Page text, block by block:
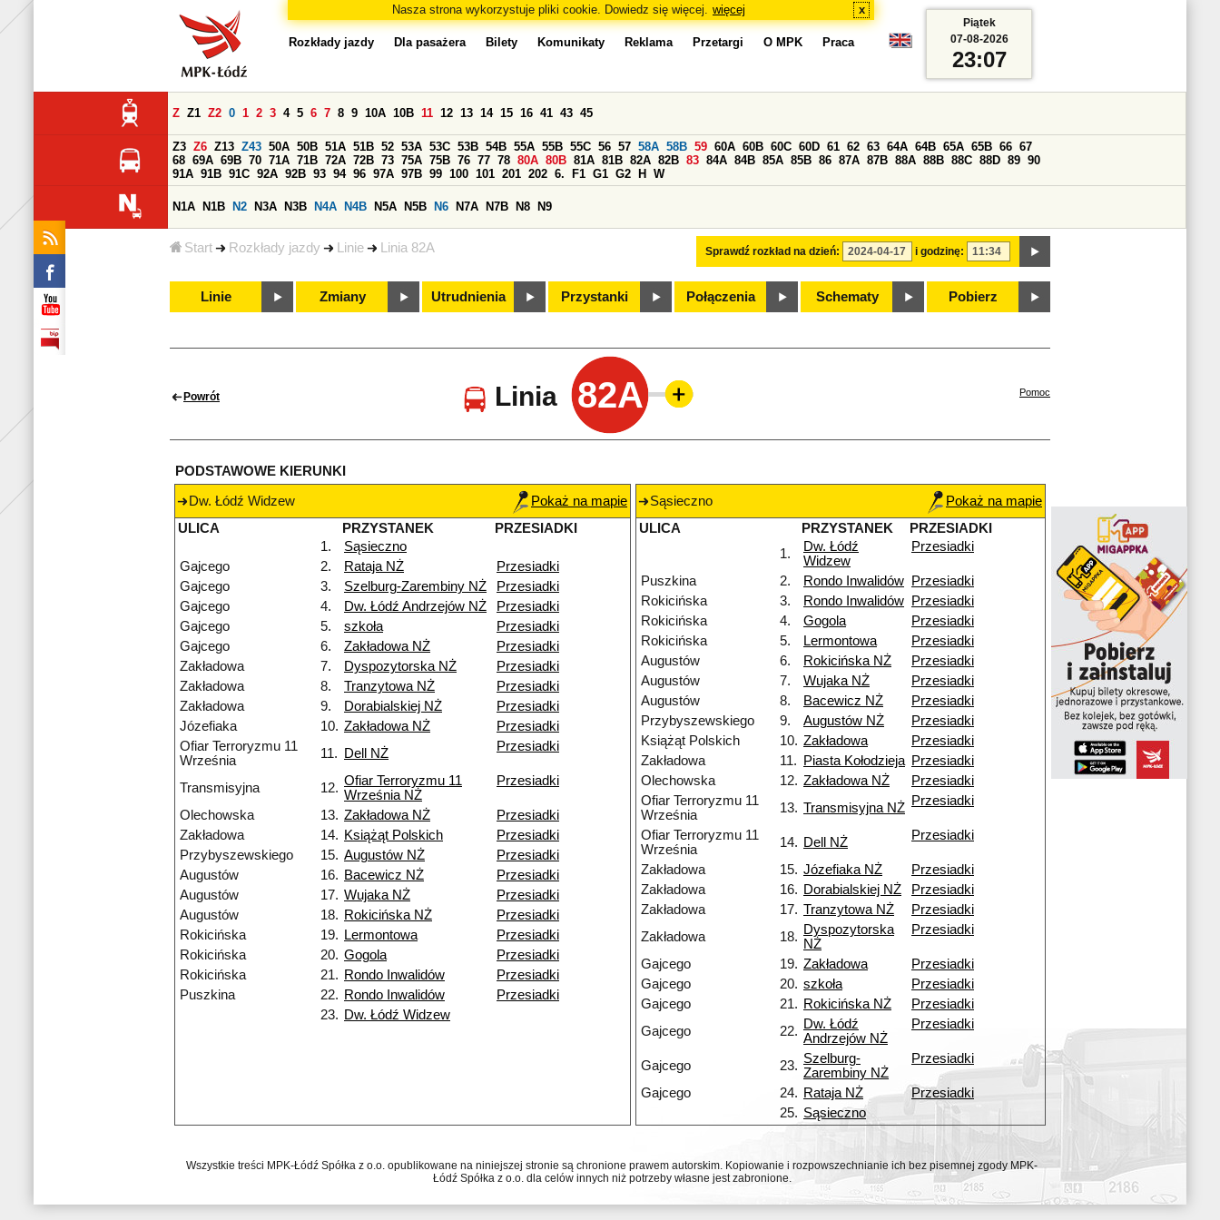
Nasza strona wykorzystuje pliki cookie. Dowiedz się więcej. więcej x
Start Rozkłady jazdy Linie Linia 82A
Rozkłady jazdy Dla pasażera Bilety Komunikaty Reklama Przetargi O MPK Praca
Sprawdź rozkład na dzień: i godzinę:
Z Z1 Z2 0 1 2 3 4 5 6 7 8 9 10A 10B 11 12 13 14 15 16 41 43 45
Z3 Z6 Z13 Z43 50A 50B 51A 51B 52 53A 53C 53B 54B 55A 55B 55C 56 57 58A 58B 59 60A 60B 60C 60D 61 62 63 64A 64B 65A 65B 66 67
68 69A 69B 70 71A 71B 72A 72B 73 75A 75B 76 77 78 80A 80B 81A 81B 82A 82B 83 84A 84B 85A 85B 86 87A 87B 88A 88B 88C 88D 89 90
91A 91B 91C 92A 92B 93 94 96 97A 97B 99 100 101 201 202 6. F1 G1 G2 H W
N1A N1B N2 N3A N3B N4A N4B N5A N5B N6 N7A N7B N8 N9
Linie Zmiany Utrudnienia Przystanki Połączenia Schematy Pobierz
Piątek
07-08-2026
23:07
Powrót Linia 82A Pomoc
PODSTAWOWE KIERUNKI
Dw. Łódź Widzew
Pokaż na mapie
ULICA
PRZYSTANEK
PRZESIADKI
1.
Sąsieczno
Gajcego
2. Rataja NŻ
Przesiadki
Gajcego
3. Szelburg-Zarembiny NŻ
Przesiadki
Gajcego
4. Dw. Łódź Andrzejów NŻ
Przesiadki
Gajcego
5. szkoła
Przesiadki
Gajcego
6. Zakładowa NŻ
Przesiadki
Zakładowa
7. Dyspozytorska NŻ
Przesiadki
Zakładowa
8. Tranzytowa NŻ
Przesiadki
Zakładowa
9. Dorabialskiej NŻ
Przesiadki
Józefiaka
10. Zakładowa NŻ
Przesiadki
Ofiar Terroryzmu 11
Września
11. Dell NŻ Przesiadki
Transmisyjna 12. Ofiar Terroryzmu 11
Września NŻ
Przesiadki
Olechowska 13. Zakładowa NŻ
Przesiadki
Zakładowa
14. Książąt Polskich
Przesiadki
Przybyszewskiego
15. Augustów NŻ
Przesiadki
Augustów
16. Bacewicz NŻ
Przesiadki
Augustów
17. Wujaka NŻ
Przesiadki
Augustów
18. Rokicińska NŻ
Przesiadki
Rokicińska
19. Lermontowa
Przesiadki
Rokicińska
20. Gogola
Przesiadki
Rokicińska
21. Rondo Inwalidów
Przesiadki
Puszkina
22. Rondo Inwalidów
Przesiadki
23. Dw. Łódź Widzew
Sąsieczno
Pokaż na mapie
ULICA
PRZYSTANEK
PRZESIADKI
1.
Dw. Łódź
Widzew
Przesiadki
Puszkina 2. Rondo Inwalidów
Przesiadki
Rokicińska
3. Rondo Inwalidów
Przesiadki
Rokicińska
4. Gogola
Przesiadki
Rokicińska
5. Lermontowa
Przesiadki
Augustów
6. Rokicińska NŻ
Przesiadki
Augustów
7. Wujaka NŻ
Przesiadki
Augustów
8. Bacewicz NŻ
Przesiadki
Przybyszewskiego
9. Augustów NŻ
Przesiadki
Książąt Polskich
10. Zakładowa
Przesiadki
Zakładowa
11. Piasta Kołodzieja Przesiadki
Olechowska
12. Zakładowa NŻ
Przesiadki
Ofiar Terroryzmu 11
Września
13. Transmisyjna NŻ Przesiadki
Ofiar Terroryzmu 11
Września
14. Dell NŻ Przesiadki
Zakładowa 15. Józefiaka NŻ
Przesiadki
Zakładowa
16. Dorabialskiej NŻ
Przesiadki
Zakładowa
17. Tranzytowa NŻ
Przesiadki
Zakładowa
18. Dyspozytorska
NŻ
Przesiadki
Gajcego 19. Zakładowa
Przesiadki
Gajcego
20. szkoła
Przesiadki
Gajcego
21. Rokicińska NŻ
Przesiadki
Gajcego
22. Dw. Łódź
Andrzejów NŻ
Przesiadki
Gajcego 23. Szelburg-
Zarembiny NŻ
Przesiadki
Gajcego 24. Rataja NŻ
Przesiadki
25. Sąsieczno
Wszystkie treści MPK-Łódź Spółka z o.o. opublikowane na niniejszej stronie są chronione prawem autorskim. Kopiowanie i rozpowszechnianie ich bez pisemnej zgody MPK-
Łódź Spółka z o.o. dla celów innych niż potrzeby własne jest zabronione.